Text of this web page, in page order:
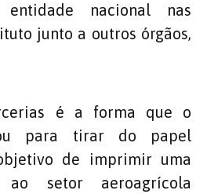
nacional nas
junto a outros órgãos,
é a forma que o
para tirar do papel
de imprimir uma
setor aeroagrícola